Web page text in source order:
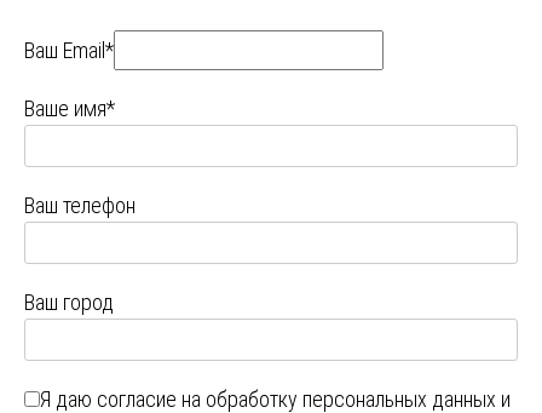
Ваш Email*
Ваше имя*
Ваш телефон
Ваш город
Я даю согласие на обработку персональных данных и